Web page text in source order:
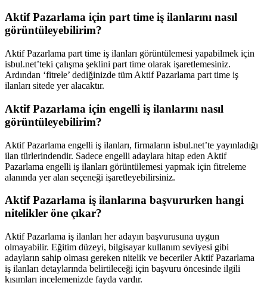
Aktif Pazarlama için part time iş ilanlarını nasıl
görüntüleyebilirim?
Aktif Pazarlama part time iş ilanları görüntülemesi yapabilmek için
isbul.net’teki çalışma şeklini part time olarak işaretlemesiniz.
Ardından ‘fitrele’ dediğinizde tüm Aktif Pazarlama part time iş
ilanları sitede yer alacaktır.
Aktif Pazarlama için engelli iş ilanlarını nasıl
görüntüleyebilirim?
Aktif Pazarlama engelli iş ilanları, firmaların isbul.net’te yayınladığı
ilan türlerindendir. Sadece engelli adaylara hitap eden Aktif
Pazarlama engelli iş ilanları görüntülemesi yapmak için fitreleme
alanında yer alan seçeneği işaretleyebilirsiniz.
Aktif Pazarlama iş ilanlarına başvururken hangi
nitelikler öne çıkar?
Aktif Pazarlama iş ilanları her adayın başvurusuna uygun
olmayabilir. Eğitim düzeyi, bilgisayar kullanım seviyesi gibi
adayların sahip olması gereken nitelik ve beceriler Aktif Pazarlama
iş ilanları detaylarında belirtileceği için başvuru öncesinde ilgili
kısımları incelemenizde fayda vardır.